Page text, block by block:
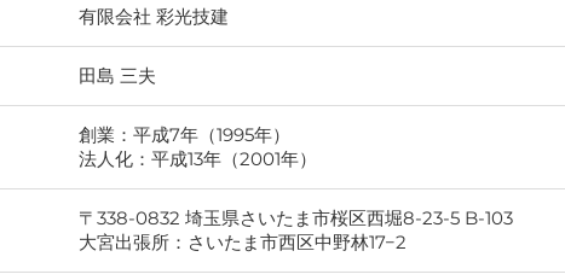
有限会社 彩光技建
田島 三夫
創業：平成7年（1995年）
法人化：平成13年（2001年）
〒338-0832 埼玉県さいたま市桜区西堀8-23-5 B-103
大宮出張所：さいたま市西区中野林17−2